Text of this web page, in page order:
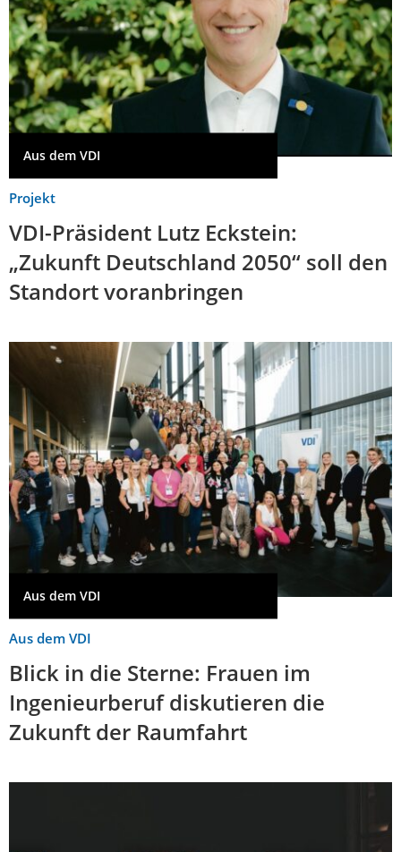
Aus dem VDI
Projekt
VDI-Präsident Lutz Eckstein:
„Zukunft Deutschland 2050“ soll den
Standort voranbringen
Aus dem VDI
Aus dem VDI
Blick in die Sterne: Frauen im
Ingenieurberuf diskutieren die
Zukunft der Raumfahrt